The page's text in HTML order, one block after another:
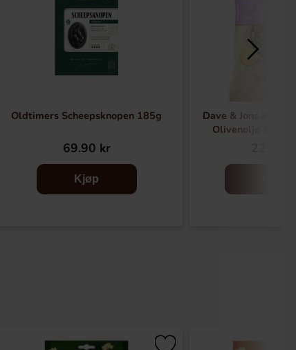
Oldtimers Scheepsknopen 185g
69.90 kr
Kjøp
Dave & Jons
Olivenolje &